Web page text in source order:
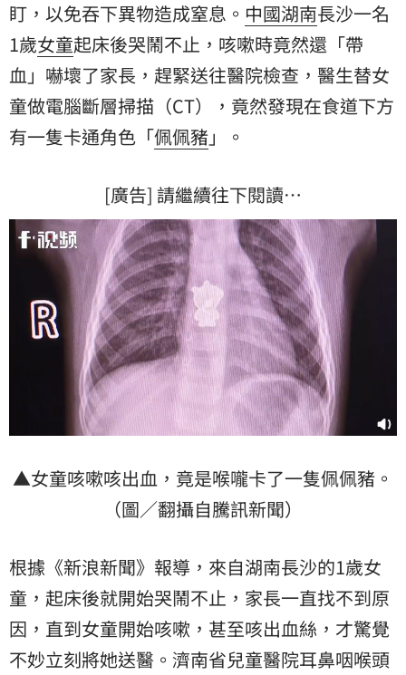
盯，以免吞下異物造成窒息。 中國湖南長沙一名
1歲女童起床後哭鬧不止，咳嗽時竟然還「帶
血」嚇壞了家長，趕緊送往醫院檢查，醫生替女
童做電腦斷層掃描（CT），竟然發現在食道下方
有一隻卡通角色「佩佩豬」。
[廣告] 請繼續往下閱讀…
▲女童咳嗽咳出血，竟是喉嚨卡了一隻佩佩豬。
（圖／翻攝自騰訊新聞）
根據《新浪新聞》報導，來自湖南長沙的1歲女
童，起床後就開始哭鬧不止，家長一直找不到原
因，直到女童開始咳嗽，甚至咳出血絲，才驚覺
不妙立刻將她送醫。濟南省兒童醫院耳鼻咽喉頭